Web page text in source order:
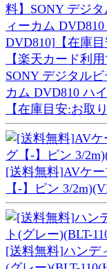
【楽天カード利
SONY デジタル
カム DVD810 ハ
【在庫目安:お取
[送料無料]AVケ
【-】ピン 3/
[送料無料]ハンデ